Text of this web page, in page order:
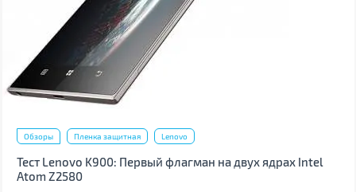
Обзоры Пленка защитная Lenovo
Тест Lenovo K900: Первый флагман на двух ядрах Intel
Atom Z2580